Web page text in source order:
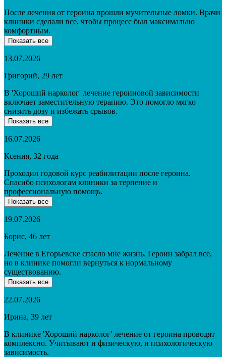
После лечения от героина прошли мучительные ломки. Врачи
клиники сделали все, чтобы процесс был максимально
комфортным.
Показать все
13.07.2026
Григорий, 29 лет
В 'Хороший нарколог' лечение героиновой зависимости
включает заместительную терапию. Это помогло мягко
снизить дозу и избежать срывов.
Показать все
16.07.2026
Ксения, 32 года
Проходил годовой курс реабилитации после героина.
Спасибо психологам клиники за терпение и
профессиональную помощь.
Показать все
19.07.2026
Борис, 46 лет
Лечение в Егорьевске спасло мне жизнь. Героин забрал все,
но в клинике помогли вернуться к нормальному
существованию.
Показать все
22.07.2026
Ирина, 39 лет
В клинике 'Хороший нарколог' лечение от героина проводят
комплексно. Учитывают и физическую, и психологическую
зависимость.